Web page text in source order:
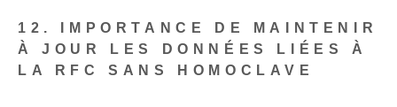
12. IMPORTANCE DE MAINTENIR
À JOUR LES DONNÉES LIÉES À
LA RFC SANS HOMOCLAVE